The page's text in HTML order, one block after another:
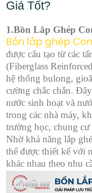
Giá Tốt?
1.Bồn Lắp Ghép
Bồn lắp ghép
được cấu tạo từ các
(Fiberglass
hệ thống bulong,
cường chắc chắn.
nước sinh hoạt và
trong các nhà máy,
trường học, chung
Nhờ khả năng lắp
thể được thiết kế với
khác nhau theo nhu